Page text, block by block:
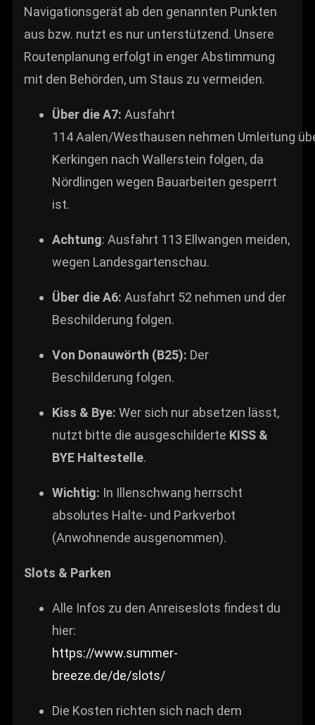
Navigationsgerät ab den genannten Punkten
aus bzw. nutzt es nur unterstützend. Unsere
Routenplanung erfolgt in enger Abstimmung
mit den Behörden, um Staus zu vermeiden.
Über die A7: Ausfahrt
114 Aalen/Westhausen nehmen Umleitung
Kerkingen nach Wallerstein folgen, da
Nördlingen wegen Bauarbeiten gesperrt
ist.
Achtung: Ausfahrt 113 Ellwangen meiden,
wegen Landesgartenschau.
Über die A6: Ausfahrt 52 nehmen und der
Beschilderung folgen.
Von Donauwörth (B25): Der
Beschilderung folgen.
Kiss & Bye: Wer sich nur absetzen lässt,
nutzt bitte die ausgeschilderte KISS &
BYE Haltestelle.
Wichtig: In Illenschwang herrscht
absolutes Halte- und Parkverbot
(Anwohnende ausgenommen).
Slots & Parken
Alle Infos zu den Anreiseslots findest du
hier:
https://www.summer-
breeze.de/de/slots/
Die Kosten richten sich nach dem